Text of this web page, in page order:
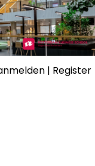
| Register